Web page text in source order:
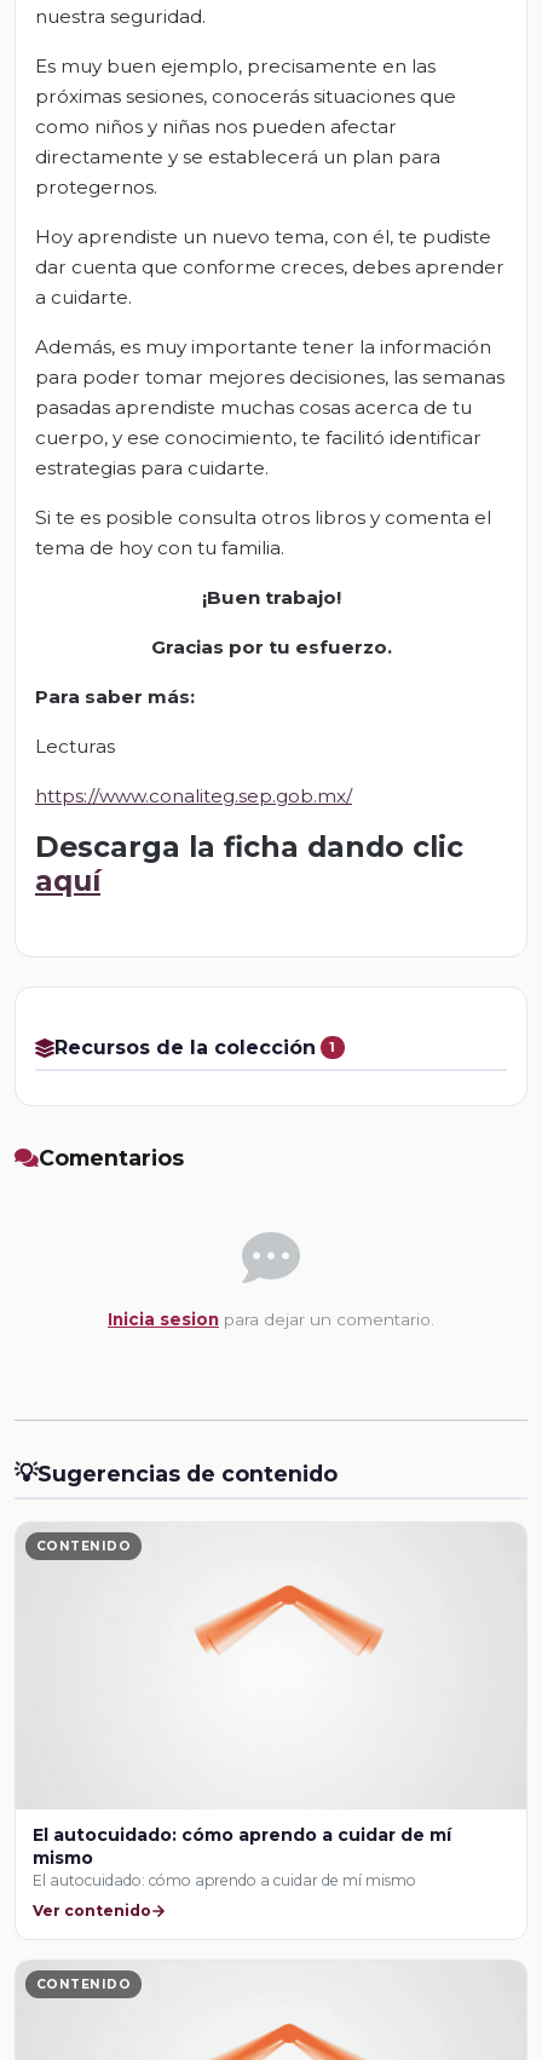
nuestra seguridad.
Es muy buen ejemplo, precisamente en las
próximas sesiones, conocerás situaciones que
como niños y niñas nos pueden afectar
directamente y se establecerá un plan para
protegernos.
Hoy aprendiste un nuevo tema, con él, te pudiste
dar cuenta que conforme creces, debes aprender
a cuidarte.
Además, es muy importante tener la información
para poder tomar mejores decisiones, las semanas
pasadas aprendiste muchas cosas acerca de tu
cuerpo, y ese conocimiento, te facilitó identificar
estrategias para cuidarte.
Si te es posible consulta otros libros y comenta el
tema de hoy con tu familia.
¡Buen trabajo!
Gracias por tu esfuerzo.
Para saber más:
Lecturas
https://www.conaliteg.sep.gob.mx/
Descarga la ficha dando clic
aquí
Recursos de la colección 1
Comentarios
Inicia sesion para dejar un comentario.
💡Sugerencias de contenido
CONTENIDO
El autocuidado: cómo aprendo a cuidar de mí
mismo
El autocuidado: cómo aprendo a cuidar de mí mismo
Ver contenido
CONTENIDO